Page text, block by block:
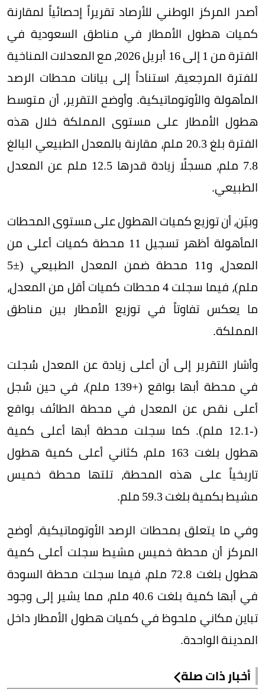
أصدر المركز الوطني للأرصاد تقريراً إحصائياً لمقارنة
كميات هطول الأمطار في مناطق السعودية في
الفترة من 1 إلى 16 أبريل 2026، مع المعدلات المناخية
للفترة المرجعية، استناداً إلى بيانات محطات الرصد
المأهولة والأوتوماتيكية. وأوضح التقرير، أن متوسط
هطول الأمطار على مستوى المملكة خلال هذه
الفترة بلغ 20.3 ملم، مقارنة بالمعدل الطبيعي البالغ
7.8 ملم، مسجلًا زيادة قدرها 12.5 ملم عن المعدل
الطبيعي.
وبيّن، أن توزيع كميات الهطول على مستوى المحطات
المأهولة أظهر تسجيل 11 محطة كميات أعلى من
المعدل، و11 محطة ضمن المعدل الطبيعي (±5
ملم)، فيما سجلت 4 محطات كميات أقل من المعدل،
ما يعكس تفاوتاً في توزيع الأمطار بين مناطق
المملكة.
وأشار التقرير إلى أن أعلى زيادة عن المعدل سُجلت
في محطة أبها بواقع (+139 ملم)، في حين سُجل
أعلى نقص عن المعدل في محطة الطائف بواقع
(-12.1 ملم). كما سجلت محطة أبها أعلى كمية
هطول بلغت 163 ملم، كثاني أعلى كمية هطول
تاريخياً على هذه المحطة، تلتها محطة خميس
مشيط بكمية بلغت 59.3 ملم.
وفي ما يتعلق بمحطات الرصد الأوتوماتيكية، أوضح
المركز أن محطة خميس مشيط سجلت أعلى كمية
هطول بلغت 72.8 ملم، فيما سجلت محطة السودة
في أبها كمية بلغت 40.6 ملم، مما يشير إلى وجود
تباين مكاني ملحوظ في كميات هطول الأمطار داخل
المدينة الواحدة.
أخبار ذات صلة